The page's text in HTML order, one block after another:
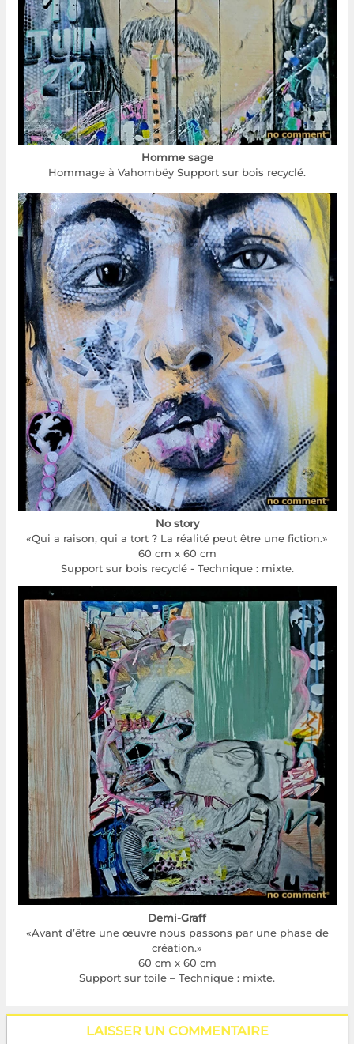
Homme sage
Hommage à Vahombëy Support sur bois recyclé.
No story
«Qui a raison, qui a tort ? La réalité peut être une fiction.»
60 cm x 60 cm
Support sur bois recyclé - Technique : mixte.
Demi-Graff
«Avant d’être une œuvre nous passons par une phase de
création.»
60 cm x 60 cm
Support sur toile – Technique : mixte.
LAISSER UN COMMENTAIRE